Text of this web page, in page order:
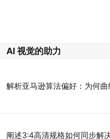
AI 视觉的助力
解析亚马逊算法偏好：为何
阐述3:4高清规格如何同步解